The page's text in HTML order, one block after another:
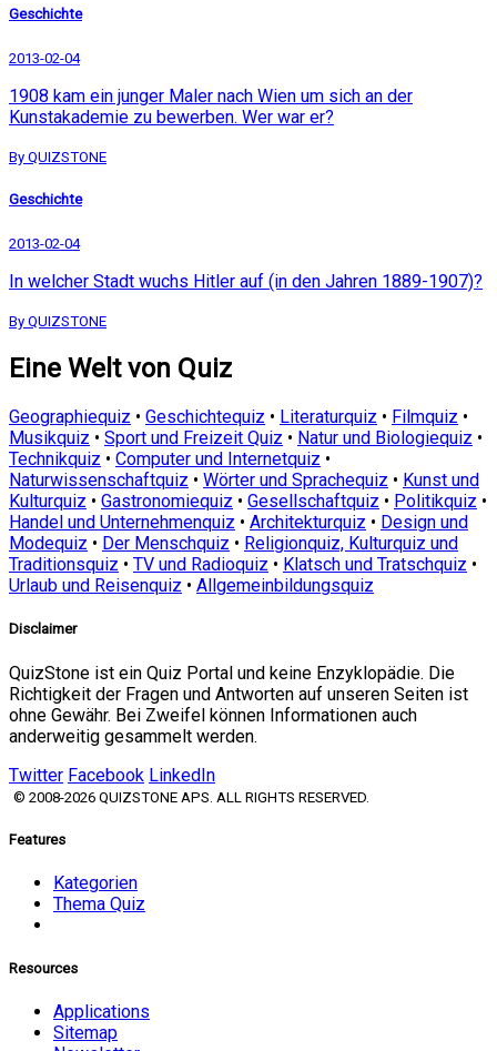
Geschichte
2013-02-04
1908 kam ein junger Maler nach Wien um sich an der
Kunstakademie zu bewerben. Wer war er?
By QUIZSTONE
Geschichte
2013-02-04
In welcher Stadt wuchs Hitler auf (in den Jahren 1889-1907)?
By QUIZSTONE
Eine Welt von Quiz
Geographiequiz • Geschichtequiz • Literaturquiz • Filmquiz •
Musikquiz • Sport und Freizeit Quiz • Natur und Biologiequiz •
Technikquiz • Computer und Internetquiz •
Naturwissenschaftquiz • Wörter und Sprachequiz • Kunst und
Kulturquiz • Gastronomiequiz • Gesellschaftquiz • Politikquiz •
Handel und Unternehmenquiz • Architekturquiz • Design und
Modequiz • Der Menschquiz • Religionquiz, Kulturquiz und
Traditionsquiz • TV und Radioquiz • Klatsch und Tratschquiz •
Urlaub und Reisenquiz • Allgemeinbildungsquiz
Disclaimer
QuizStone ist ein Quiz Portal und keine Enzyklopädie. Die
Richtigkeit der Fragen und Antworten auf unseren Seiten ist
ohne Gewähr. Bei Zweifel können Informationen auch
anderweitig gesammelt werden.
Twitter Facebook LinkedIn
© 2008-2026 QUIZSTONE APS. ALL RIGHTS RESERVED.
Features
Kategorien
Thema Quiz
Resources
Applications
Sitemap